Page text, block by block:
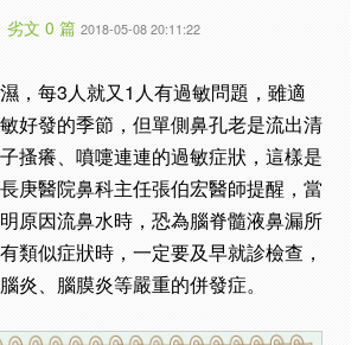
劣文 0 篇 2018-05-08 20:11:22
，每3人就又1人有過敏問題，雖適
好發的季節，但單側鼻孔老是流出清
搔癢、噴嚏連連的過敏症狀，這樣是
庚醫院鼻科主任張伯宏醫師提醒，當
原因流鼻水時，恐為腦脊髓液鼻漏所
類似症狀時，一定要及早就診檢查，
炎、腦膜炎等嚴重的併發症。